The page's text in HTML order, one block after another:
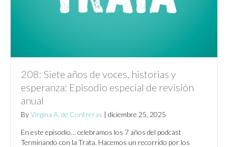
208: Siete años de voces, historias y
esperanza: Episodio especial de revisión
anual
ByVirgina A. de Contreras | diciembre 25, 2025
En este episodio… celebramos los 7 años del podcast
Terminando con la Trata. Hacemos un recorrido por los